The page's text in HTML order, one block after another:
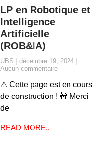
LP en Robotique et
Intelligence
Artificielle
(ROB&IA)
UBS
décembre 19, 2024
Aucun commentaire
⚠ Cette page est en cours
de construction ! 🚧 Merci
de
READ MORE..